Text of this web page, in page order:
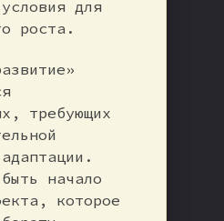
для
роста.
требующих
начало
которое